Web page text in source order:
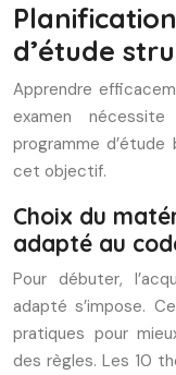
d’étude
Apprendre
examen
programme
cet objectif.
Choix du
adapté au
Pour débuter,
adapté s’impose.
pratiques pour
des règles. Les 10